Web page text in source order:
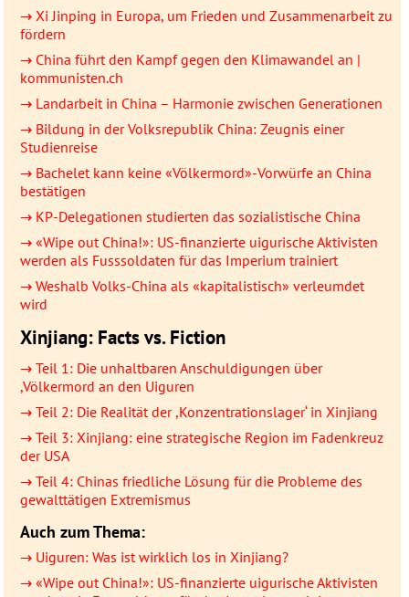
→ Xi Jinping in Europa, um Frieden und Zusammen­arbeit zu
fördern
→ China führt den Kampf gegen den Klimawandel an |
kommunisten.ch
→ Landarbeit in China – Harmonie zwischen Generationen
→ Bildung in der Volksrepublik China: Zeugnis einer
Studienreise
→ Bachelet kann keine «Völkermord»-Vorwürfe an China
bestätigen
→ KP-Delegationen studierten das sozialistische China
→ «Wipe out China!»: US-finanzierte uigurische Aktivisten
werden als Fusssoldaten für das Imperium trainiert
→ Weshalb Volks-China als «kapitalistisch» verleumdet
wird
Xinjiang: Facts vs. Fiction
→ Teil 1: Die unhaltbaren Anschuldigungen über
,Völkermord an den Uiguren
→ Teil 2: Die Realität der ,Konzentrationslager‘ in Xinjiang
→ Teil 3: Xinjiang: eine strategische Region im Fadenkreuz
der USA
→ Teil 4: Chinas friedliche Lösung für die Probleme des
gewalttätigen Extremismus
Auch zum Thema:
→ Uiguren: Was ist wirklich los in Xinjiang?
→ «Wipe out China!»: US-finanzierte uigurische Aktivisten